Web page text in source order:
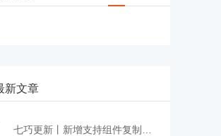
新文章
七巧更新丨新增支持组件复制能力，OCR集成功能扩展